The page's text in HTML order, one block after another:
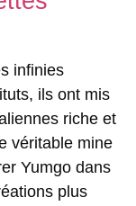
infinies
ils ont mis
riche et
véritable mine
Yumgo dans
plus